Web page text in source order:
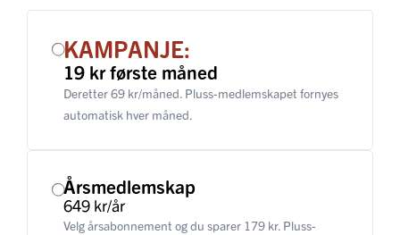
KAMPANJE:
19 kr første måned
Deretter 69 kr/måned. Pluss-medlemskapet fornyes
automatisk hver måned.
Årsmedlemskap
649 kr/år
Velg årsabonnement og du sparer 179 kr. Pluss-